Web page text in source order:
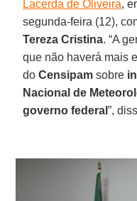
Lacerda de Oliveira,
segunda-feira (12),
Tereza Cristina. “A
que não haverá mais
doCensipam sobre
Nacional de
governo federal”,